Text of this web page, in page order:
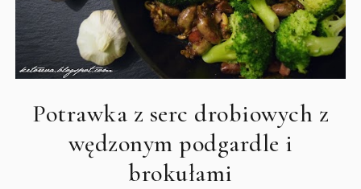
Potrawka z serc drobiowych z
wędzonym podgardle i
brokułami